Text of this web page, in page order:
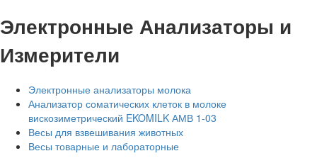
Электронные Анализаторы и
Измерители
Электронные анализаторы молока
Анализатор соматических клеток в молоке
вискозиметрический EKOMILK АМВ 1-03
Весы для взвешивания животных
Весы товарные и лабораторные